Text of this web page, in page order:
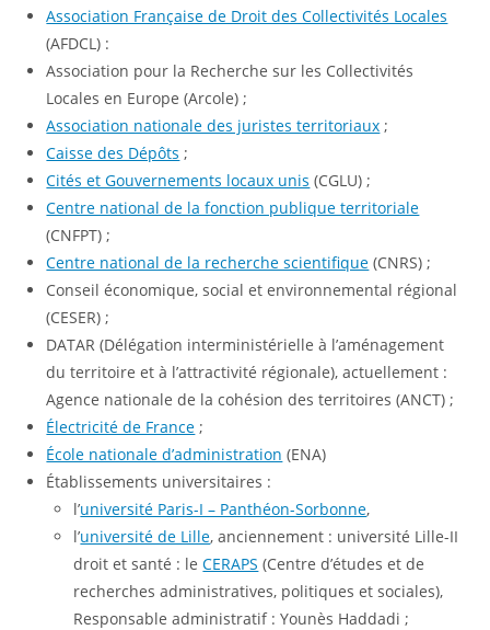
Association Française de Droit des Collectivités Locales
(AFDCL) :
Association pour la Recherche sur les Collectivités
Locales en Europe (Arcole) ;
Association nationale des juristes territoriaux ;
Caisse des Dépôts ;
Cités et Gouvernements locaux unis (CGLU) ;
Centre national de la fonction publique territoriale
(CNFPT) ;
Centre national de la recherche scientifique (CNRS) ;
Conseil économique, social et environnemental régional
(CESER) ;
DATAR (Délégation interministérielle à l’aménagement
du territoire et à l’attractivité régionale), actuellement :
Agence nationale de la cohésion des territoires (ANCT) ;
Électricité de France ;
École nationale d’administration (ENA)
Établissements universitaires :
l’université Paris-I – Panthéon-Sorbonne,
l’université de Lille, anciennement : université Lille-II
droit et santé : leCERAPS (Centre d’études et de
recherches administratives, politiques et sociales),
Responsable administratif : Younès Haddadi ;